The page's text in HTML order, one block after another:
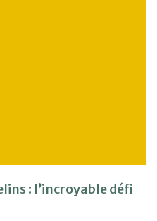
: l’incroyable défi